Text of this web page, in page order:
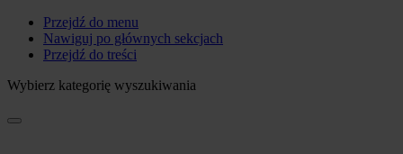
Przejdź do menu
Nawiguj po głównych sekcjach
Przejdź do treści
Wybierz kategorię wyszukiwania